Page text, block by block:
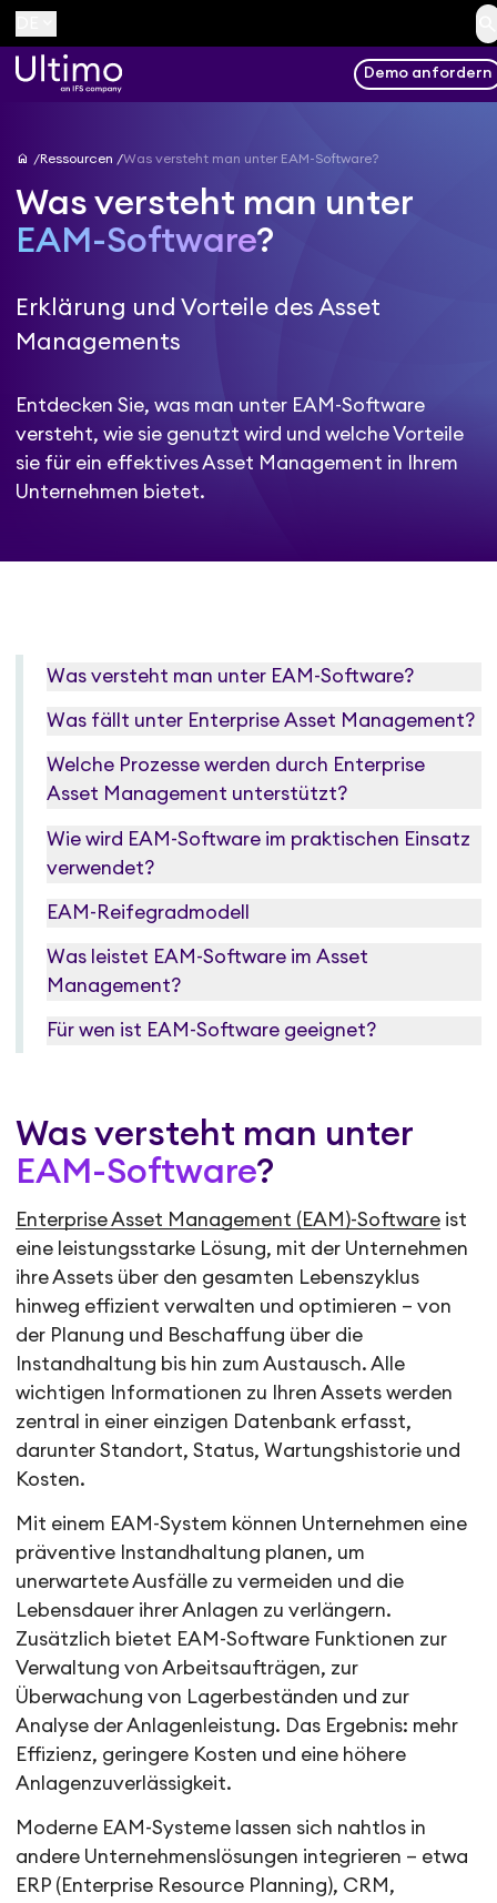
Demo anfordern
home Ressourcen Was versteht man unter EAM-Software?
Was versteht man unter
EAM-Software?
Erklärung und Vorteile des Asset
Managements
Entdecken Sie, was man unter EAM-Software
versteht, wie sie genutzt wird und welche Vorteile
sie für ein effektives Asset Management in Ihrem
Unternehmen bietet.
Was versteht man unter EAM-Software?
Was fällt unter Enterprise Asset Management?
Welche Prozesse werden durch Enterprise
Asset Management unterstützt?
Wie wird EAM-Software im praktischen Einsatz
verwendet?
EAM-Reifegradmodell
Was leistet EAM-Software im Asset
Management?
Für wen ist EAM-Software geeignet?
Was versteht man unter
EAM-Software?
Enterprise Asset Management (EAM)-Software ist
eine leistungsstarke Lösung, mit der Unternehmen
ihre Assets über den gesamten Lebenszyklus
hinweg effizient verwalten und optimieren – von
der Planung und Beschaffung über die
Instandhaltung bis hin zum Austausch. Alle
wichtigen Informationen zu Ihren Assets werden
zentral in einer einzigen Datenbank erfasst,
darunter Standort, Status, Wartungshistorie und
Kosten.
Mit einem EAM-System können Unternehmen eine
präventive Instandhaltung planen, um
unerwartete Ausfälle zu vermeiden und die
Lebensdauer ihrer Anlagen zu verlängern.
Zusätzlich bietet EAM-Software Funktionen zur
Verwaltung von Arbeitsaufträgen, zur
Überwachung von Lagerbeständen und zur
Analyse der Anlagenleistung. Das Ergebnis: mehr
Effizienz, geringere Kosten und eine höhere
Anlagenzuverlässigkeit.
Moderne EAM-Systeme lassen sich nahtlos in
andere Unternehmenslösungen integrieren – etwa
ERP (Enterprise Resource Planning), CRM,